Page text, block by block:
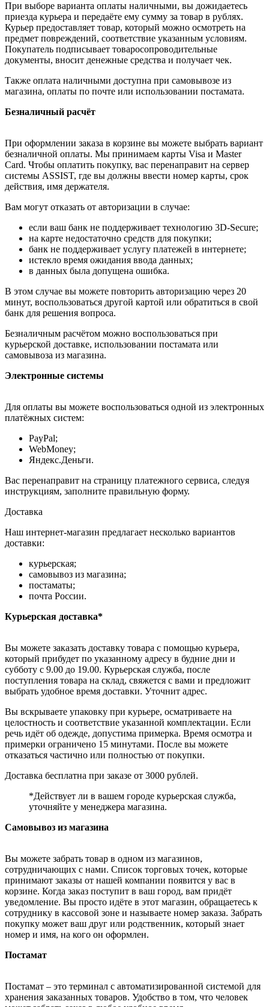
При выборе варианта оплаты наличными, вы дожидаетесь
приезда курьера и передаёте ему сумму за товар в рублях.
Курьер предоставляет товар, который можно осмотреть на
предмет повреждений, соответствие указанным условиям.
Покупатель подписывает товаросопроводительные
документы, вносит денежные средства и получает чек.
Также оплата наличными доступна при самовывозе из
магазина, оплаты по почте или использовании постамата.
Безналичный расчёт
При оформлении заказа в корзине вы можете выбрать вариант
безналичной оплаты. Мы принимаем карты Visa и Master
Card. Чтобы оплатить покупку, вас перенаправит на сервер
системы ASSIST, где вы должны ввести номер карты, срок
действия, имя держателя.
Вам могут отказать от авторизации в случае:
если ваш банк не поддерживает технологию 3D-Secure;
на карте недостаточно средств для покупки;
банк не поддерживает услугу платежей в интернете;
истекло время ожидания ввода данных;
в данных была допущена ошибка.
В этом случае вы можете повторить авторизацию через 20
минут, воспользоваться другой картой или обратиться в свой
банк для решения вопроса.
Безналичным расчётом можно воспользоваться при
курьерской доставке, использовании постамата или
самовывоза из магазина.
Электронные системы
Для оплаты вы можете воспользоваться одной из электронных
платёжных систем:
PayPal;
WebMoney;
Яндекс.Деньги.
Вас перенаправит на страницу платежного сервиса, следуя
инструкциям, заполните правильную форму.
Доставка
Наш интернет-магазин предлагает несколько вариантов
доставки:
курьерская;
самовывоз из магазина;
постаматы;
почта России.
Курьерская доставка*
Вы можете заказать доставку товара с помощью курьера,
который прибудет по указанному адресу в будние дни и
субботу с 9.00 до 19.00. Курьерская служба, после
поступления товара на склад, свяжется с вами и предложит
выбрать удобное время доставки. Уточнит адрес.
Вы вскрываете упаковку при курьере, осматриваете на
целостность и соответствие указанной комплектации. Если
речь идёт об одежде, допустима примерка. Время осмотра и
примерки ограничено 15 минутами. После вы можете
отказаться частично или полностью от покупки.
Доставка бесплатна при заказе от 3000 рублей.
*Действует ли в вашем городе курьерская служба,
уточняйте у менеджера магазина.
Самовывоз из магазина
Вы можете забрать товар в одном из магазинов,
сотрудничающих с нами. Список торговых точек, которые
принимают заказы от нашей компании появится у вас в
корзине. Когда заказ поступит в ваш город, вам придёт
уведомление. Вы просто идёте в этот магазин, обращаетесь к
сотруднику в кассовой зоне и называете номер заказа. Забрать
покупку может ваш друг или родственник, который знает
номер и имя, на кого он оформлен.
Постамат
Постамат – это терминал с автоматизированной системой для
хранения заказанных товаров. Удобство в том, что человек